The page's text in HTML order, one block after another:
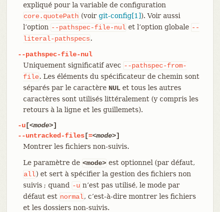
expliqué pour la variable de configuration
core.quotePath (voir git-config[1]). Voir aussi
l’option --pathspec-file-nul et l’option globale --
literal-pathspecs.
--pathspec-file-nul
Uniquement significatif avec --pathspec-from-
file. Les éléments du spécificateur de chemin sont
séparés par le caractère NULet tous les autres
caractères sont utilisés littéralement (y compris les
retours à la ligne et les guillemets).
-u[<mode>]
--untracked-files[=<mode>]
Montrer les fichiers non-suivis.
Le paramètre de <mode> est optionnel (par défaut,
all) et sert à spécifier la gestion des fichiers non
suivis ; quand
-u n’est pas utilisé, le mode par
défaut est normal, c’est-à-dire montrer les fichiers
et les dossiers non-suivis.